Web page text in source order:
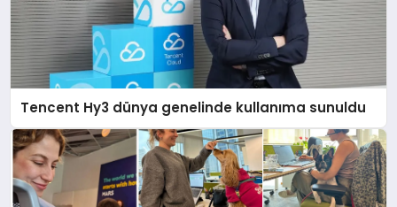
Tencent Hy3 dünya genelinde kullanıma sunuldu